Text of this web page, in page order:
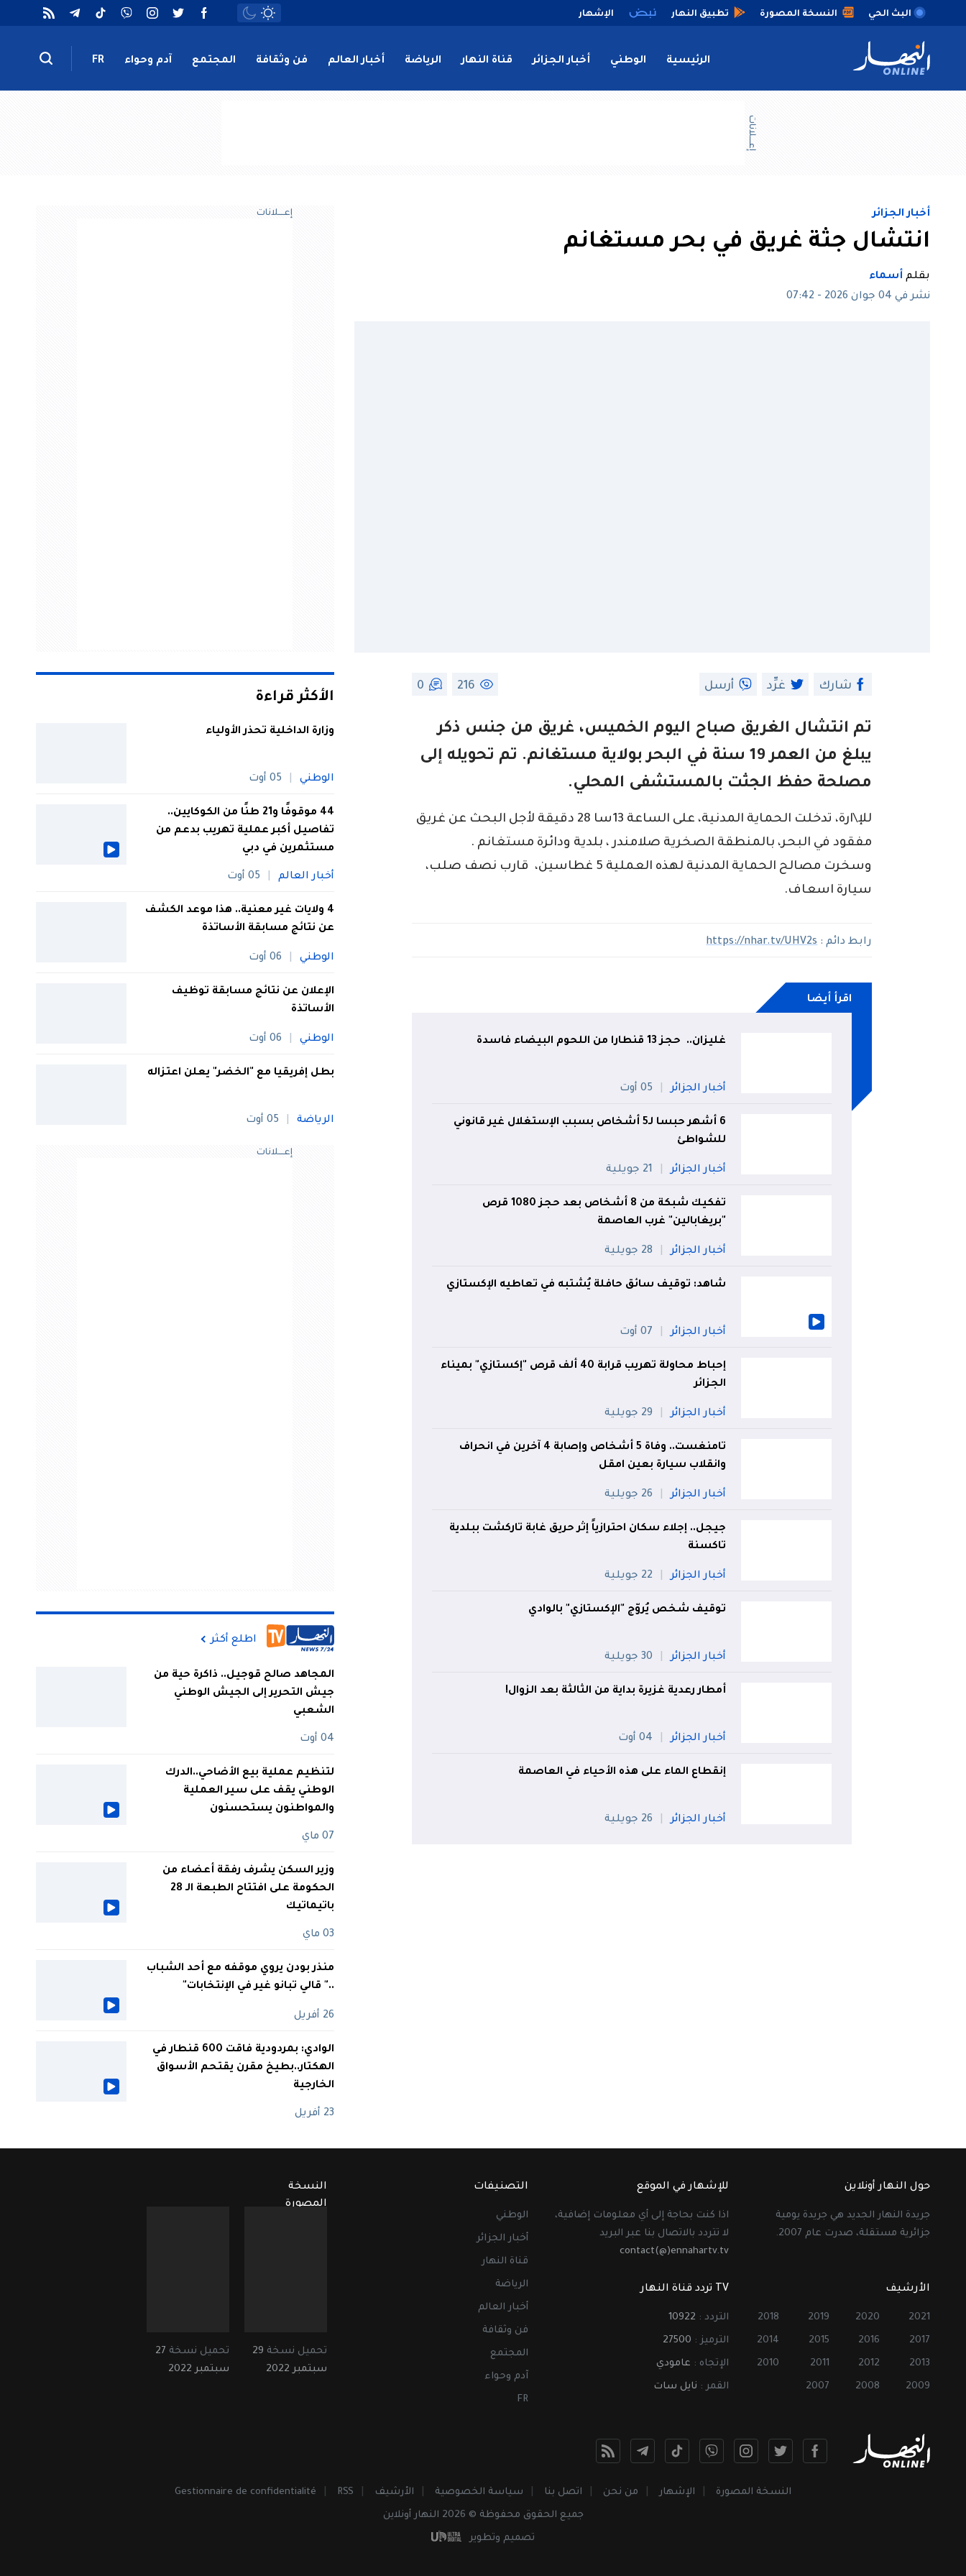
البث الحي النسخة المصورة تطبيق النهار الإشهار
الرئيسية الوطني أخبار الجزائر قناة النهار الرياضة أخبار العالم فن وثقافة المجتمع آدم وحواء FR
إعــــلانات
أخبار الجزائر
انتشال جثة غريق في بحر مستغانم
بقلم أسماء
نشر في 04 جوان 2026 - 07:42
شارك غرِّد أرسل 216
0
تم انتشال الغريق صباح اليوم الخميس، غريق من جنس ذكر
يبلغ من العمر 19 سنة في البحر بولاية مستغانم. تم تحويله إلى
مصلحة حفظ الجثت بالمستشفى المحلي.
للإ\ارة، تدخلت الحماية المدنية، على الساعة 13سا 28 دقيقة لأجل البحث عن غريق
مفقود في البحر، بالمنطقة الصخرية صلامندر ، بلدية ودائرة مستغانم .
وسخرت مصالح الحماية المدنية لهذه العملية 5 غطاسين، قارب نصف صلب،
سيارة اسعاف.
رابط دائم :https://nhar.tv/UHV2s
اقرأ أيضا
غليزان.. حجز 13 قنطارا من اللحوم البيضاء فاسدة
أخبار الجزائر 05 أوت
6 أشهر حبسا لـ5 أشخاص بسبب الإستغلال غير قانوني
للشواطئ
أخبار الجزائر 21 جويلية
تفكيك شبكة من 8 أشخاص بعد حجز 1080 قرص
"بريغابالين" غرب العاصمة
أخبار الجزائر 28 جويلية
شاهد: توقيف سائق حافلة يُشتبه في تعاطيه الإكستازي
أخبار الجزائر 07 أوت
إحباط محاولة تهريب قرابة 40 ألف قرص "إكستازي" بميناء
الجزائر
أخبار الجزائر 29 جويلية
تامنغست.. وفاة 5 أشخاص وإصابة 4 آخرين في انحراف
وانقلاب سيارة بعين امقل
أخبار الجزائر 26 جويلية
جيجل.. إجلاء سكان احترازياً إثر حريق غابة تاركشت ببلدية
تاكسنة
أخبار الجزائر 22 جويلية
توقيف شخص يُروّج "الإكستازي" بالوادي
أخبار الجزائر 30 جويلية
أمطار رعدية غزيرة بداية من الثالثة بعد الزوال!
أخبار الجزائر 04 أوت
إنقطاع الماء على هذه الأحياء في العاصمة
أخبار الجزائر 26 جويلية
إعــــلانات
الأكثر قراءة
وزارة الداخلية تحذر الأولياء
الوطني 05 أوت
44 موقوفًا و21 طنًا من الكوكايين..
تفاصيل أكبر عملية تهريب بدعم من
مستثمرين في دبي
أخبار العالم 05 أوت
4 ولايات غير معنية.. هذا موعد الكشف
عن نتائج مسابقة الأساتذة
الوطني 06 أوت
الإعلان عن نتائج مسابقة توظيف
الأساتذة
الوطني 06 أوت
بطل إفريقيا مع "الخضر" يعلن اعتزاله
الرياضة 05 أوت
إعــــلانات
اطلع أكثر
المجاهد صالح قوجيل.. ذاكرة حية من
جيش التحرير إلى الجيش الوطني
الشعبي
04 أوت
لتنظيم عملية بيع الأضاحي..الدرك
الوطني يقف على سير العملية
والمواطنون يستحسنون
07 ماي
وزير السكن يشرف رفقة أعضاء من
الحكومة على افتتاح الطبعة الـ 28
باتيماتيك
03 ماي
منذر بودن يروي موقفه مع أحد الشباب
.." قالي تبانو غير في الإنتخابات"
26 أفريل
الوادي: بمردودية فاقت 600 قنطار في
الهكتار..بطيخ مقرن يقتحم الأسواق
الخارجية
23 أفريل
حول النهار أونلاين
جريدة النهار الجديد هي جريدة يومية
جزائرية مستقلة، صدرت عام 2007.
للإشهار في الموقع
اذا كنت بحاجة إلى أي معلومات إضافية،
لا تتردد بالاتصال بنا عبر البريد
contact(@)ennahartv.tv
الأرشيف
2021
2020
2019
2018
2017
2016
2015
2014
2013
2012
2011
2010
2009
2008
2007
TV تردد قناة النهار
التردد : 10922
الترميز : 27500
الإتجاه : عامودي
القمر : نايل سات
التصنيفات
الوطني
أخبار الجزائر
قناة النهار
الرياضة
أخبار العالم
فن وثقافة
المجتمع
آدم وحواء
FR
النسخة
المصورة
تحميل نسخة 29
سبتمبر 2022
تحميل نسخة 27
سبتمبر 2022
النسخة المصورة الإشهار من نحن اتصل بنا سياسة الخصوصية الأرشيف RSS
Gestionnaire de confidentialité
جميع الحقوق محفوظة © 2026 النهار أونلاين
تصميم وتطوير